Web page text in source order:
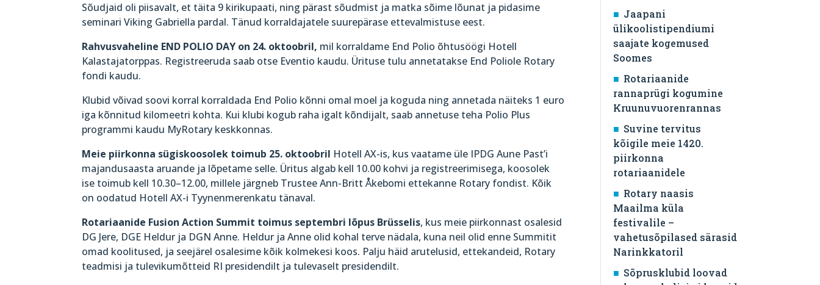
Sõudjaid oli piisavalt, et täita 9 kirikupaati, ning pärast sõudmist ja matka sõime lõunat ja pidasime
seminari Viking Gabriella pardal. Tänud korraldajatele suurepärase ettevalmistuse eest.
Rahvusvaheline END POLIO DAY on 24. oktoobril, mil korraldame End Polio õhtusöögi Hotell
Kalastajatorppas. Registreeruda saab otse Eventio kaudu. Ürituse tulu annetatakse End Poliole Rotary
fondi kaudu.
Klubid võivad soovi korral korraldada End Polio kõnni omal moel ja koguda ning annetada näiteks 1 euro
iga kõnnitud kilomeetri kohta. Kui klubi kogub raha igalt kõndijalt, saab annetuse teha Polio Plus
programmi kaudu MyRotary keskkonnas.
Meie piirkonna sügiskoosolek toimub 25. oktoobril Hotell AX-is, kus vaatame üle IPDG Aune Past’i
majandusaasta aruande ja lõpetame selle. Üritus algab kell 10.00 kohvi ja registreerimisega, koosolek
ise toimub kell 10.30–12.00, millele järgneb Trustee Ann-Britt Åkebomi ettekanne Rotary fondist. Kõik
on oodatud Hotell AX-i Tyynenmerenkatu tänaval.
Rotariaanide Fusion Action Summit toimus septembri lõpus Brüsselis, kus meie piirkonnast osalesid
DG Jere, DGE Heldur ja DGN Anne. Heldur ja Anne olid kohal terve nädala, kuna neil olid enne Summitit
omad koolitused, ja seejärel osalesime kõik kolmekesi koos. Palju häid arutelusid, ettekandeid, Rotary
teadmisi ja tulevikumõtteid RI presidendilt ja tulevaselt presidendilt.
Jaapani
ülikoolistipendiumi
saajate kogemused
Soomes
Rotariaanide
rannaprügi kogumine
Kruunuvuorenrannas
Suvine tervitus
kõigile meie 1420.
piirkonna
rotariaanidele
Rotary naasis
Maailma küla
festivalile –
vahetusõpilased särasid
Narinkkatoril
Sõprusklubid loovad